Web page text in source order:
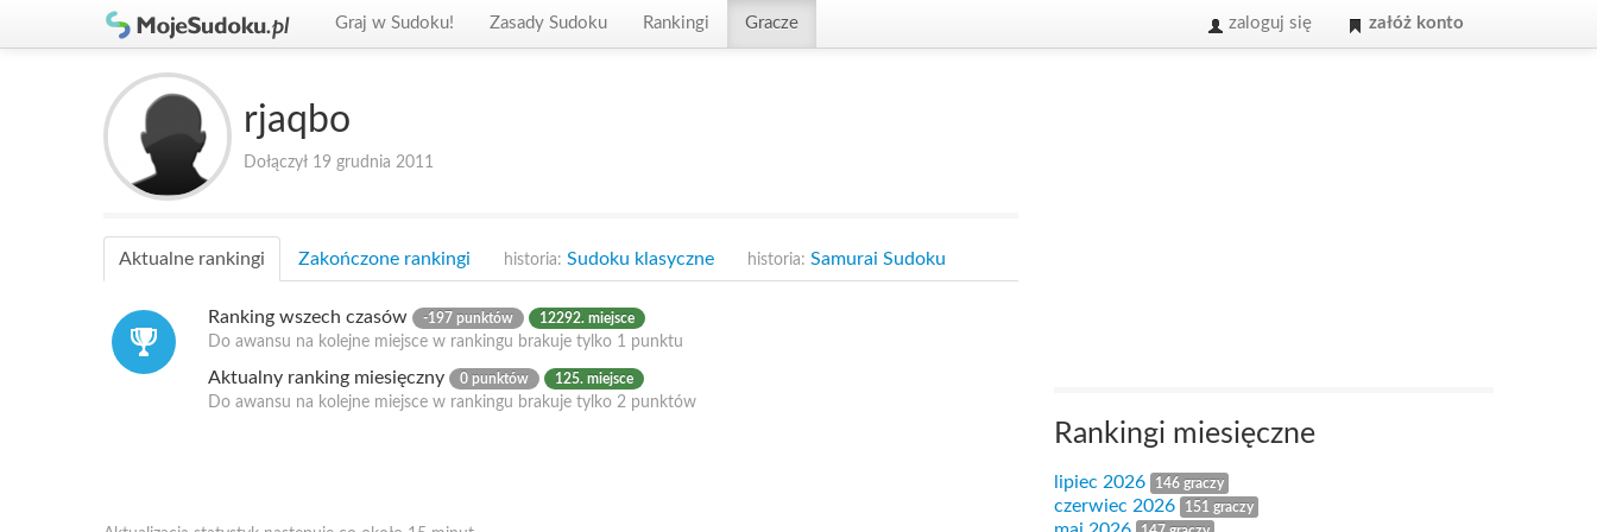
Graj w Sudoku! Zasady Sudoku Rankingi Gracze zaloguj się załóż konto
rjaqbo
Dołączył 19 grudnia 2011
Aktualne rankingi Zakończone rankingi historia: Sudoku klasyczne historia: Samurai Sudoku
Ranking wszech czasów -197 punktów 12292. miejsce
Do awansu na kolejne miejsce w rankingu brakuje tylko 1 punktu
Aktualny ranking miesięczny 0 punktów 125. miejsce
Do awansu na kolejne miejsce w rankingu brakuje tylko 2 punktów
Rankingi miesięczne
lipiec 2026 146 graczy
czerwiec 2026 151 graczy